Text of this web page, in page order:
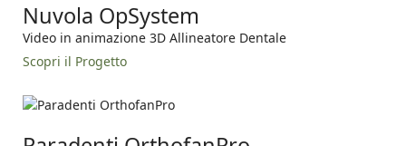
Nuvola OpSystem
Video in animazione 3D Allineatore Dentale
Scopri il Progetto